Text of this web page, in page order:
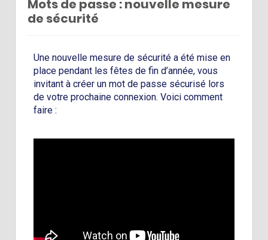
Mots de passe : nouvelle mesure
de sécurité
Une nouvelle mesure de sécurité a été mise en
place pendant les fêtes de fin d’année, vous
invitant à créer un mot de passe sécurisé lors
de votre prochaine connexion. Voici comment
faire :